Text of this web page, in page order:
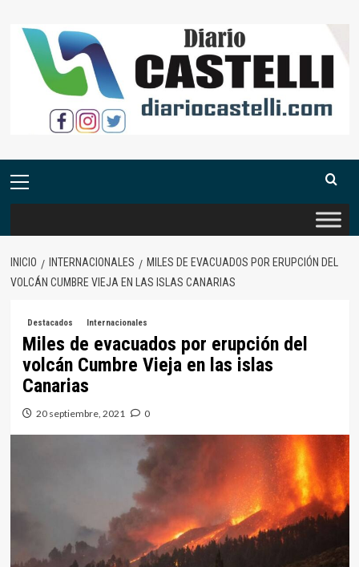
contenido
Menú
INICIO INTERNACIONALES
MILES DE EVACUADOS POR ERUPCIÓN DEL
VOLCÁN CUMBRE VIEJA EN LAS ISLAS CANARIAS
Destacados Internacionales
Miles de evacuados por erupción del
volcán Cumbre Vieja en las islas
Canarias
20 septiembre, 2021 0